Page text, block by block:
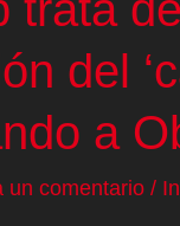
del
a
un comentario /